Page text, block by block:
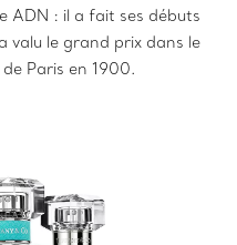
ADN : il a fait ses débuts
valu le grand prix dans le
Paris en 1900.